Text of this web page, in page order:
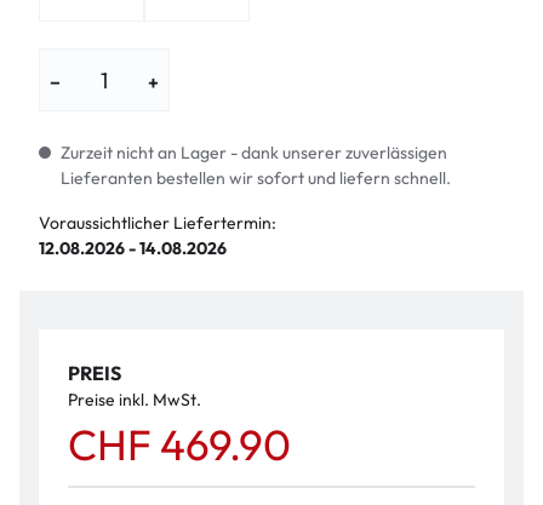
− +
Zurzeit nicht an Lager - dank unserer zuverlässigen
Lieferanten bestellen wir sofort und liefern schnell.
Voraussichtlicher Liefertermin:
12.08.2026 - 14.08.2026
PREIS
Preise inkl. MwSt.
CHF 469.90